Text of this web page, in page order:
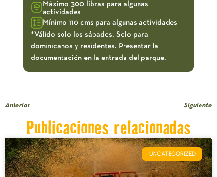
Máximo 300 libras para algunas
actividades
Mínimo 110 cms para algunas actividades
*Válido solo los sábados. Solo para
dominicanos y residentes. Presentar la
documentación en la entrada del parque.
Anterior Siguiente
Publicaciones relacionadas
UNCATEGORIZED